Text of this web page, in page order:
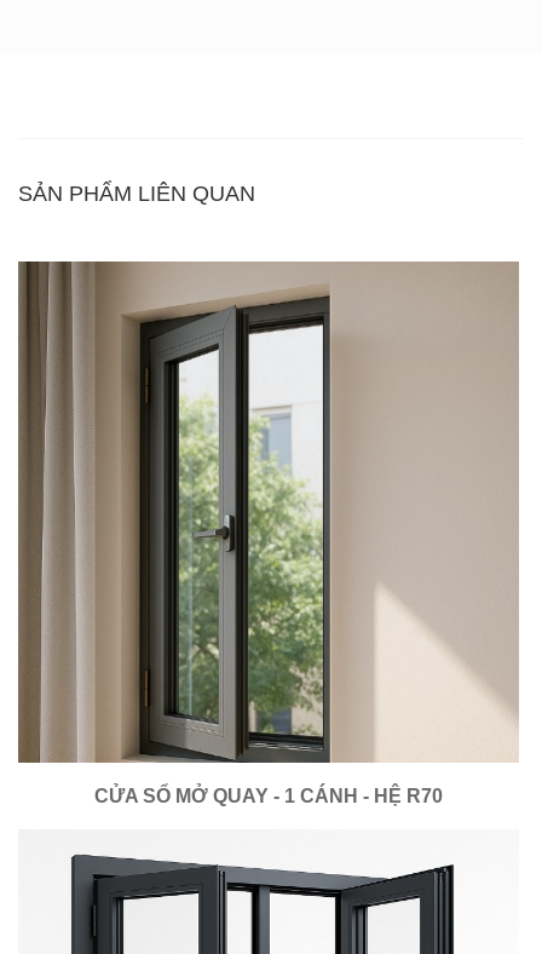
SẢN PHẨM LIÊN QUAN
CỬA SỔ MỞ QUAY - 1 CÁNH - HỆ R70